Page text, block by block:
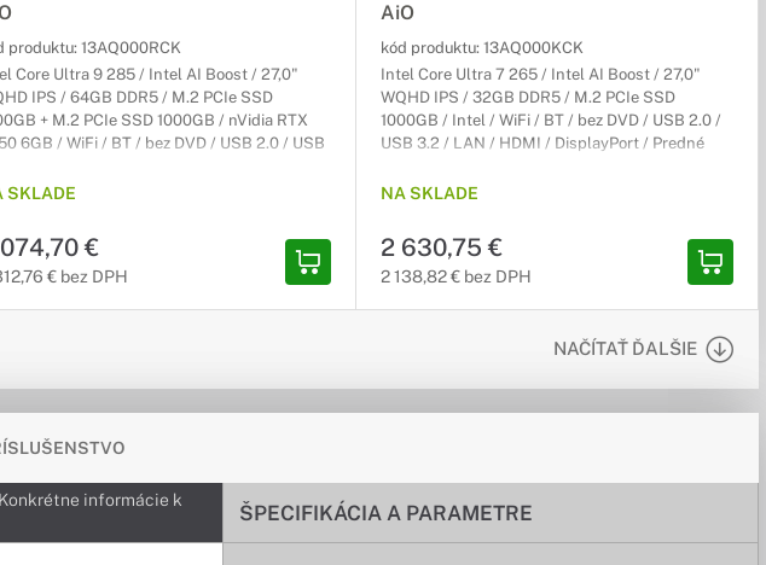
produktu: 13AQ000RCK
Core Ultra 9 285 / Intel AI Boost / 27,0"
IPS / 64GB DDR5 / M.2 PCIe SSD
+ M.2 PCIe SSD 1000GB / nVidia RTX
6GB / WiFi / BT / bez DVD / USB 2.0 / USB
C 3.2 / VESA / PIVOT / Výškovo
SKLADE
€
€ bez DPH
AiO
kód produktu: 13AQ000KCK
Intel Core Ultra 7 265 / Intel AI Boost / 27,0"
WQHD IPS / 32GB DDR5 / M.2 PCIe SSD
1000GB / Intel / WiFi / BT / bez DVD / USB 2.0 /
USB 3.2 / LAN / HDMI / DisplayPort / Predné
nastaviteľný / Win11Pro 64-bit / 3r (3r) On-Site
NA SKLADE
2 630,75 €
2 138,82 € bez DPH
NAČÍTAŤ ĎALŠIE
ŠPECIFIKÁCIA A PARAMETRE
informácie k